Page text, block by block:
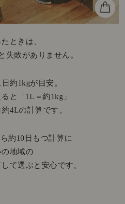
ときは、
失敗がありません。
約1kgが目安。
と「1L＝約1kg」
4Lの計算です。
約10日もつ計算に
地域の
て選ぶと安心です。